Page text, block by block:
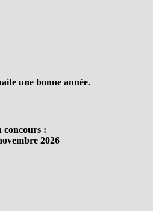
une bonne année.
concours :
2026